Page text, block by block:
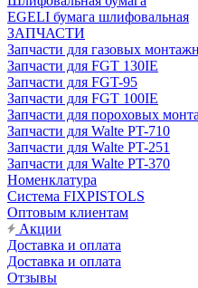
EGELI бумага шлифовальная
ЗАПЧАСТИ
Запчасти для газовых
Запчасти для FGT 130IE
Запчасти для FGT-95
Запчасти для FGT 100IE
Запчасти для пороховых
Запчасти для Walte PT-710
Запчасти для Walte PT-251
Запчасти для Walte PT-370
Номенклатура
Система FIXPISTOLS
Оптовым клиентам
Акции
Доставка и оплата
Доставка и оплата
Отзывы